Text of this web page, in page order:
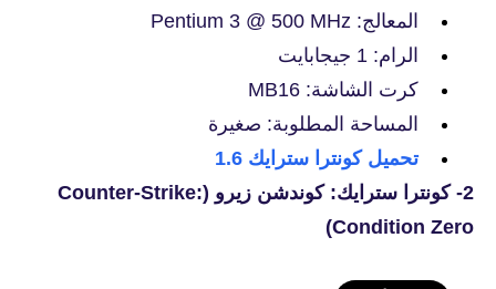
المعالج: Pentium 3 @ 500 MHz
الرام: 1 جيجابايت
كرت الشاشة: MB16
المساحة المطلوبة: صغيرة
تحميل كونترا سترايك 1.6
2- كونترا سترايك: كوندشن زيرو (Counter-Strike:
Condition Zero)